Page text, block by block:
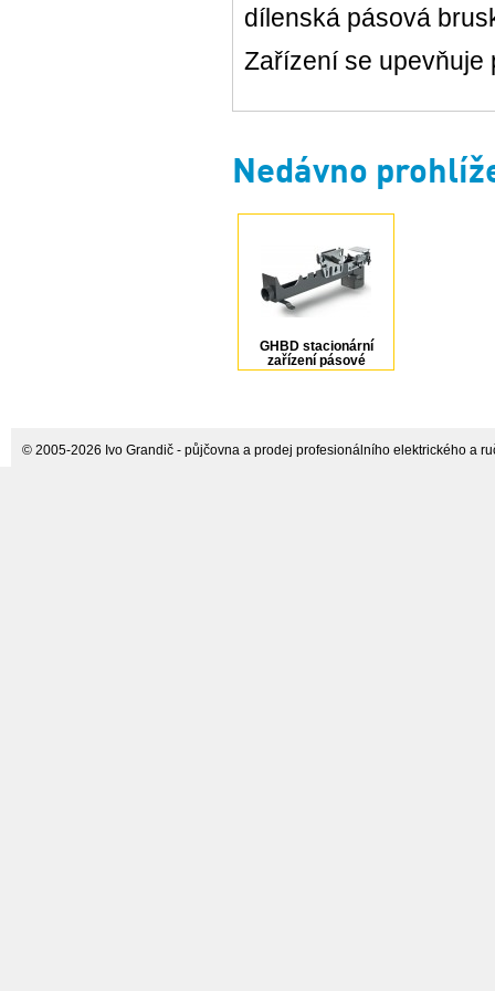
dílenská pásová
Zařízení se upevňuje
Nedávno
GHBD stacionární
zařízení pásové
brusky GHB 15-50
© 2005-2026 Ivo Grandič - půjčovna a prodej profesionálního elektrického a